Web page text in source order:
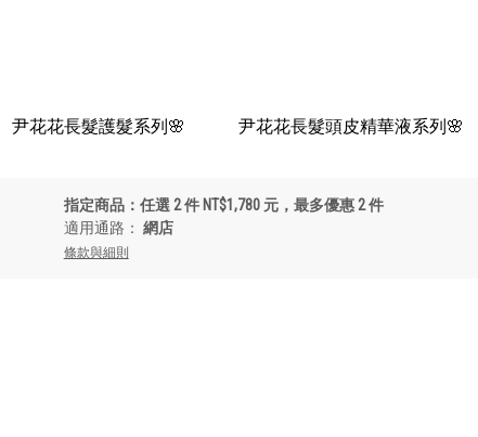
尹花花長髮護髮系列🌸 尹花花長髮頭皮精華液系列🌸
指定商品：任選 2 件 NT$1,780 元，最多優惠 2 件
適用通路： 網店
條款與細則